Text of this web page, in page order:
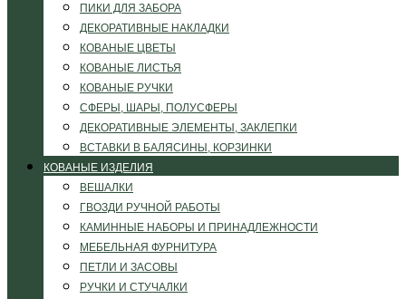
ПИКИ ДЛЯ ЗАБОРА
ДЕКОРАТИВНЫЕ НАКЛАДКИ
КОВАНЫЕ ЦВЕТЫ
КОВАНЫЕ ЛИСТЬЯ
КОВАНЫЕ РУЧКИ
СФЕРЫ, ШАРЫ, ПОЛУСФЕРЫ
ДЕКОРАТИВНЫЕ ЭЛЕМЕНТЫ, ЗАКЛЕПКИ
ВСТАВКИ В БАЛЯСИНЫ, КОРЗИНКИ
КОВАНЫЕ ИЗДЕЛИЯ
ВЕШАЛКИ
ГВОЗДИ РУЧНОЙ РАБОТЫ
КАМИННЫЕ НАБОРЫ И ПРИНАДЛЕЖНОСТИ
МЕБЕЛЬНАЯ ФУРНИТУРА
ПЕТЛИ И ЗАСОВЫ
РУЧКИ И СТУЧАЛКИ